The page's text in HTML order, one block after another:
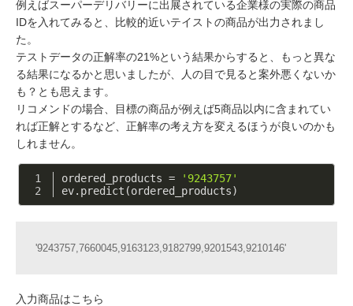
例えばスーパーデリバリーに出展されている企業様の実際の商品
IDを入れてみると、比較的近いテイストの商品が出力されまし
た。
テストデータの正解率の21%という結果からすると、もっと異な
る結果になるかと思いましたが、人の目で見ると案外悪くないか
も？とも思えます。
リコメンドの場合、目標の商品が例えば5商品以内に含まれてい
れば正解とするなど、正解率の考え方を変えるほうが良いのかも
しれません。
ordered_products =
'9243757'
ev.predict(ordered_products)
'9243757,7660045,9163123,9182799,9201543,9210146'
入力商品はこちら